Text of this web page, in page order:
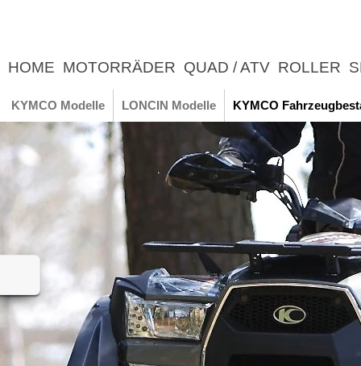
HOME MOTORRÄDER QUAD / ATV ROLLER
UNTERNEHMEN
ERLEBNIS
KYMCO Modelle LONCIN Modelle KYMCO